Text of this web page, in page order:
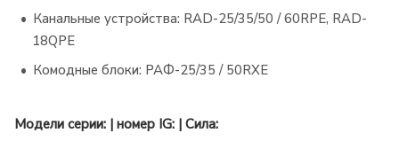
Канальные устройства: RAD-25/35/50 / 60RPE, RAD-
18QPE
Комодные блоки: РАФ-25/35 / 50RXE
Модели серии: | номер IG: | Сила: